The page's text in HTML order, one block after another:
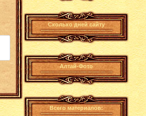
Сколько дней сайту
Алтай-Фото
Всего материалов: